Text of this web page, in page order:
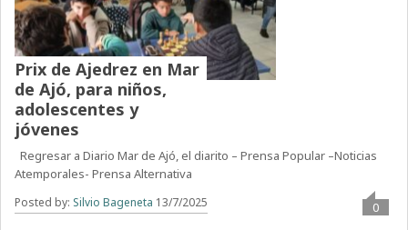
Prix de Ajedrez en Mar
de Ajó, para niños,
adolescentes y
jóvenes
Regresar a Diario Mar de Ajó, el diarito – Prensa Popular –Noticias
Atemporales- Prensa Alternativa
Posted by: Silvio Bageneta 13/7/2025 0